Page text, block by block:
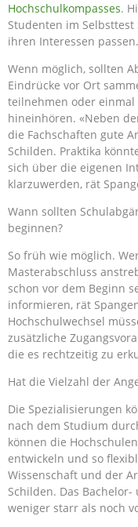
Hochschulkompasses.
Studenten im
ihren Interessen passen.
Wenn möglich, sollten
Eindrücke vor Ort
teilnehmen oder
hineinhören. «Neben
die Fachschaften gute
Schilden. Praktika
sich über die eigenen
klarzuwerden, rät
Wann sollten
beginnen?
So früh wie möglich.
Masterabschluss
schon vor dem Beginn
informieren, rät
Hochschulwechsel
zusätzliche
die es rechtzeitig zu
Hat die Vielzahl der
Die Spezialisierungen
nach dem Studium
können die
entwickeln und so
Wissenschaft und der
Schilden. Das
weniger starr als noch